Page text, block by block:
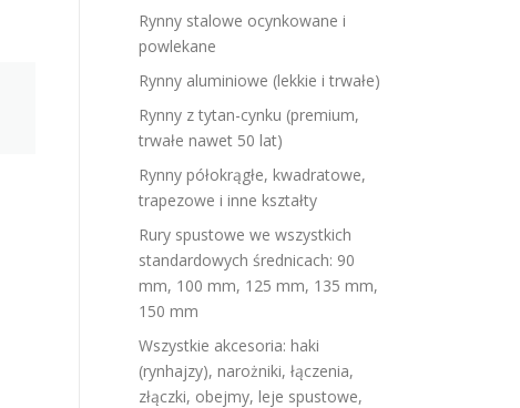
Rynny stalowe ocynkowane i
powlekane
Rynny aluminiowe (lekkie i trwałe)
Rynny z tytan-cynku (premium,
trwałe nawet 50 lat)
Rynny półokrągłe, kwadratowe,
trapezowe i inne kształty
Rury spustowe we wszystkich
standardowych średnicach: 90
mm, 100 mm, 125 mm, 135 mm,
150 mm
Wszystkie akcesoria: haki
(rynhajzy), narożniki, łączenia,
złączki, obejmy, leje spustowe,